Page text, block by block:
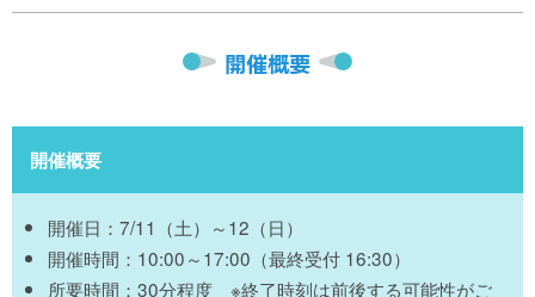
開催概要
開催概要
開催日：7/11（土）～12（日）
開催時間：10:00～17:00（最終受付 16:30）
所要時間：30分程度 ※終了時刻は前後する可能性がご